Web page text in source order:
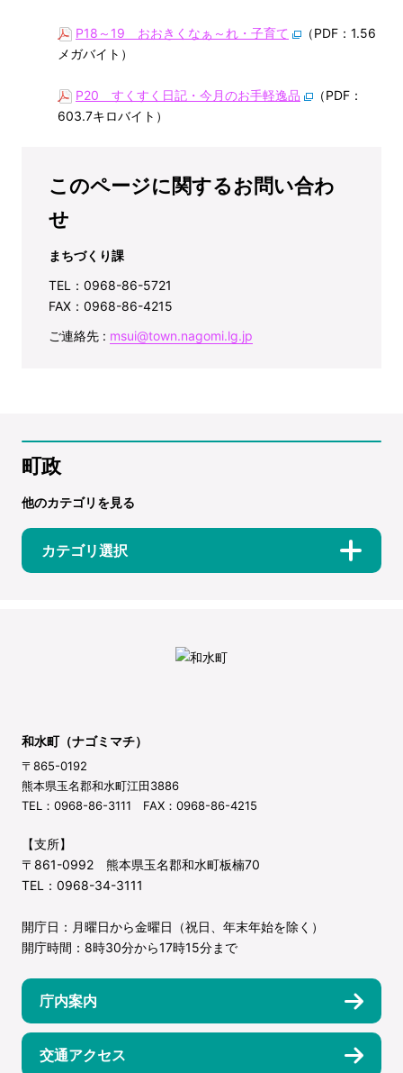
P18～19 おおきくなぁ～れ・子育て
（PDF：1.56
メガバイト）
P20 すくすく日記・今月のお手軽逸品
（PDF：
603.7キロバイト）
このページに関するお問い合わ
せ
まちづくり課
TEL：0968-86-5721
FAX：0968-86-4215
ご連絡先 : msui@town.nagomi.lg.jp
町政
他のカテゴリを見る
カテゴリ選択
和水町（ナゴミマチ）
〒865-0192
熊本県玉名郡和水町江田3886
TEL：0968-86-3111 FAX：0968-86-4215
【支所】
〒861-0992 熊本県玉名郡和水町板楠70
TEL：0968-34-3111
開庁日：月曜日から金曜日（祝日、年末年始を除く）
開庁時間：8時30分から17時15分まで
庁内案内
交通アクセス